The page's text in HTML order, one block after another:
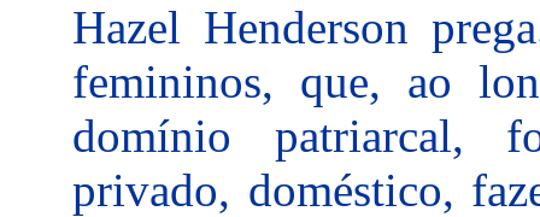
Hazel Henderson
femininos, que, ao
domínio patriarcal,
privado, doméstico,